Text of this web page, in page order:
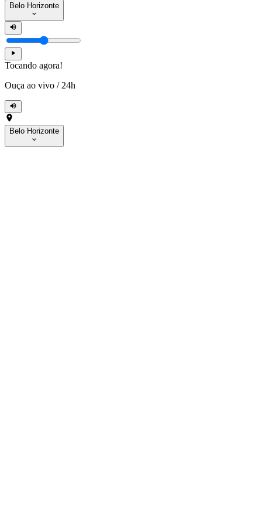
Belo Horizonte
Tocando agora!
Ouça ao vivo / 24h
Belo Horizonte